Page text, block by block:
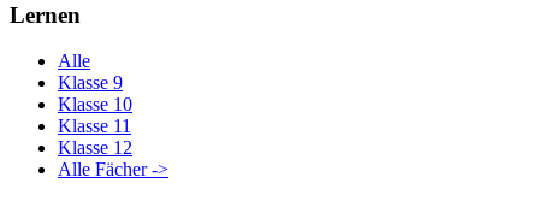
Lernen
Alle
Klasse 9
Klasse 10
Klasse 11
Klasse 12
Alle Fächer ->